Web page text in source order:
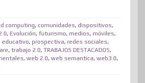
I
e
r
e
a
m
e
o
d
o
i
t
s
A
p
computing, comunidades, dispositivos,
, Evolución, futurismo, medios, móviles,
educativo, prospectiva, redes sociales,
, trabajo 2.0, TRABAJOS DESTACADOS,
, web 2.0, web semantica, web3.0,